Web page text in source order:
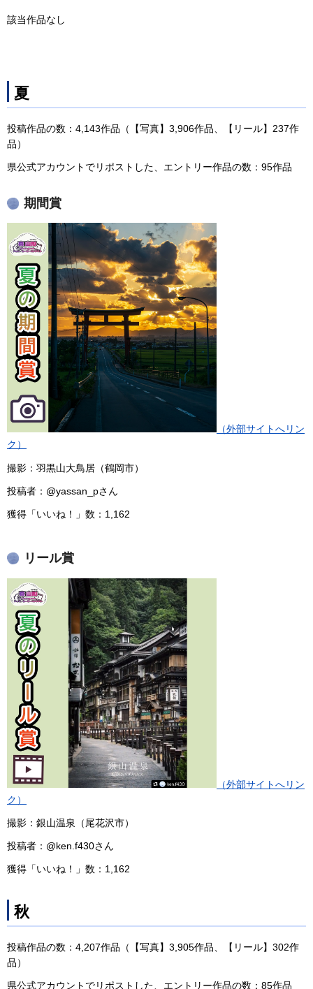
該当作品なし
夏
投稿作品の数：4,143作品（【写真】3,906作品、【リール】237作
品）
県公式アカウントでリポストした、エントリー作品の数：95作品
期間賞
（外部サイトへリン
ク）
撮影：羽黒山大鳥居（鶴岡市）
投稿者：@yassan_pさん
獲得「いいね！」数：1,162
リール賞
（外部サイトへリン
ク）
撮影：銀山温泉（尾花沢市）
投稿者：@ken.f430さん
獲得「いいね！」数：1,162
秋
投稿作品の数：4,207作品（【写真】3,905作品、【リール】302作
品）
県公式アカウントでリポストした、エントリー作品の数：85作品